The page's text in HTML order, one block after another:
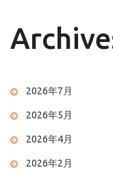
2026年7月
2026年5月
2026年4月
2026年2月